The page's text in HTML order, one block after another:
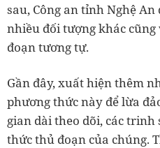
sau, Công an tỉnh Nghệ
nhiều đối tượng khác
đoạn tương tự.
Gần đây, xuất hiện thêm
phương thức này để lừa
gian dài theo dõi, các
thức thủ đoạn của chúng.